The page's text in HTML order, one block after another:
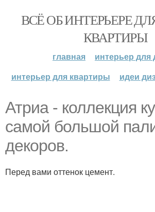
ВСЁ ОБ ИНТЕРЬЕРЕ
КВАРТИРЫ
главная
интерьер для
интерьер для квартиры
идеи
Атриа - коллекция
самой большой
декоров.
Перед вами оттенок цемент.